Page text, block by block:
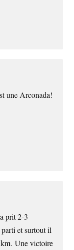
une Arconada!
prit 2-3
et surtout il
Une victoire